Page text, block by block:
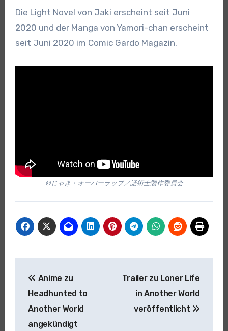
Die Light Novel von Jaki erscheint seit Juni
2020 und der Manga von Yamori-chan erscheint
seit Juni 2020 im Comic Gardo Magazin.
©じゃき・オーバーラップ／話術士製作委員会
Anime zu
Headhunted to
Another World
angekündigt
Trailer zu Loner Life
in Another World
veröffentlicht